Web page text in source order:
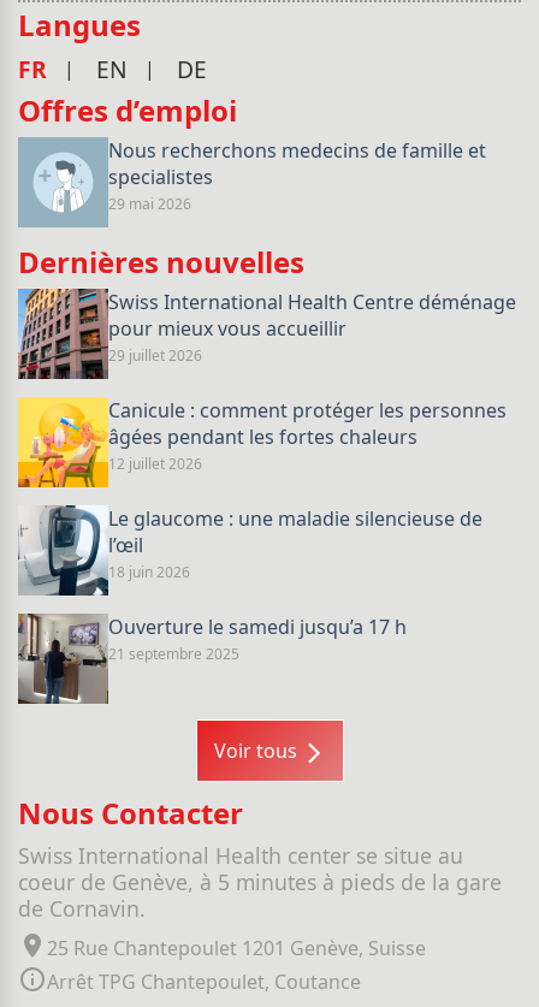
Langues
FR EN DE
Offres d’emploi
Nous recherchons medecins de famille et
specialistes
29 mai 2026
Dernières nouvelles
Swiss International Health Centre déménage
pour mieux vous accueillir
29 juillet 2026
Canicule : comment protéger les personnes
âgées pendant les fortes chaleurs
12 juillet 2026
Le glaucome : une maladie silencieuse de
l’œil
18 juin 2026
Ouverture le samedi jusqu’a 17 h
21 septembre 2025
Voir tous
Nous Contacter
Swiss International Health center se situe au
coeur de Genève, à 5 minutes à pieds de la gare
de Cornavin.
25 Rue Chantepoulet 1201 Genève, Suisse
Arrêt TPG Chantepoulet, Coutance